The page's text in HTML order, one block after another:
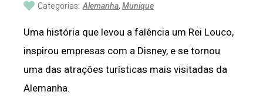
Categorias: Alemanha, Munique
Uma história que levou a falência um Rei Louco,
inspirou empresas com a Disney, e se tornou
uma das atrações turísticas mais visitadas da
Alemanha.